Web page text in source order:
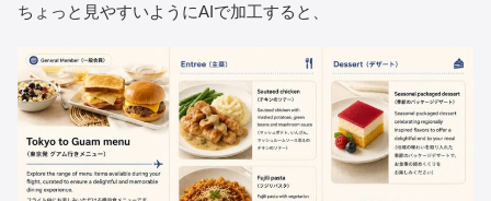
ちょっと見やすいようにAIで加工すると、